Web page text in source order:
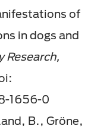
of
in dogs and
Research,
1656-0
B., Gröne,